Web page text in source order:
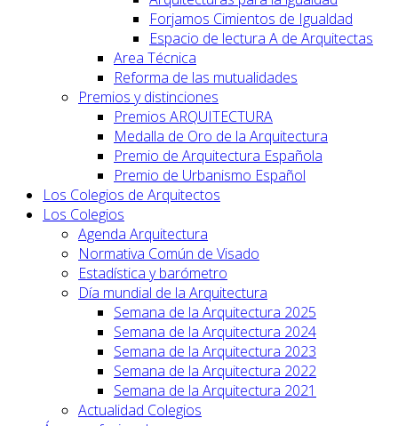
Forjamos Cimientos de Igualdad
Espacio de lectura A de Arquitectas
Area Técnica
Reforma de las mutualidades
Premios y distinciones
Premios ARQUITECTURA
Medalla de Oro de la Arquitectura
Premio de Arquitectura Española
Premio de Urbanismo Español
Los Colegios de Arquitectos
Los Colegios
Agenda Arquitectura
Normativa Común de Visado
Estadística y barómetro
Día mundial de la Arquitectura
Semana de la Arquitectura 2025
Semana de la Arquitectura 2024
Semana de la Arquitectura 2023
Semana de la Arquitectura 2022
Semana de la Arquitectura 2021
Actualidad Colegios